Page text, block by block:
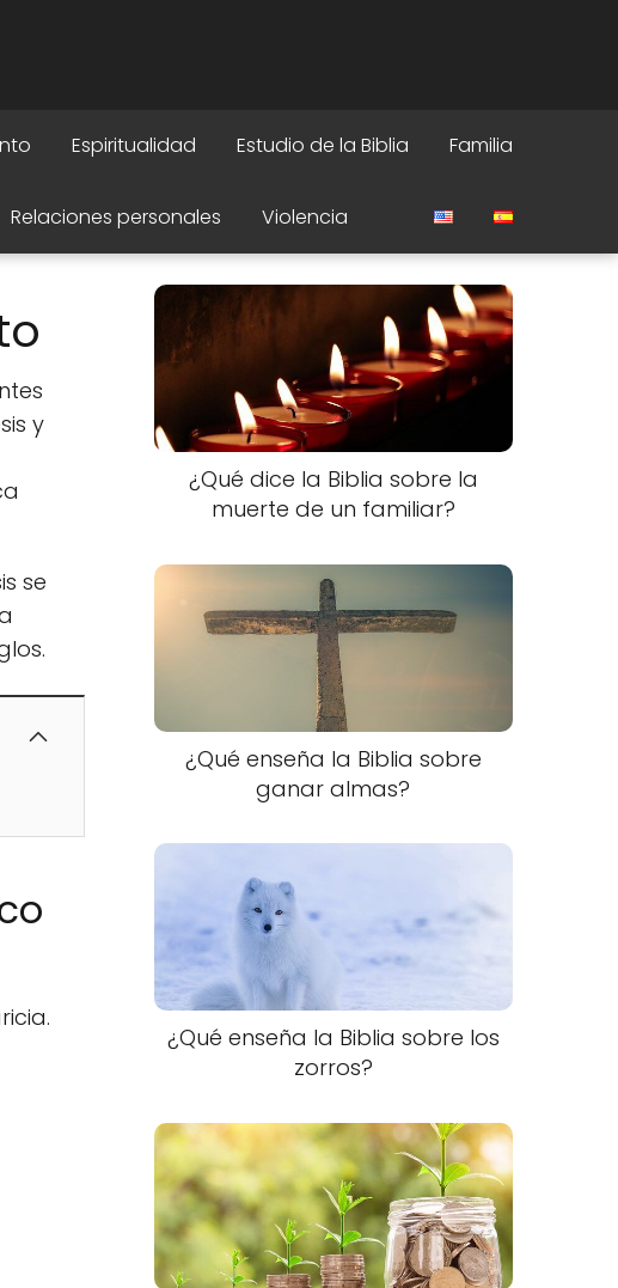
Espiritualidad Estudio de la Biblia Familia
Relaciones personales Violencia
y
se
¿Qué dice la Biblia sobre la
muerte de un familiar?
¿Qué enseña la Biblia sobre
ganar almas?
¿Qué enseña la Biblia sobre los
zorros?